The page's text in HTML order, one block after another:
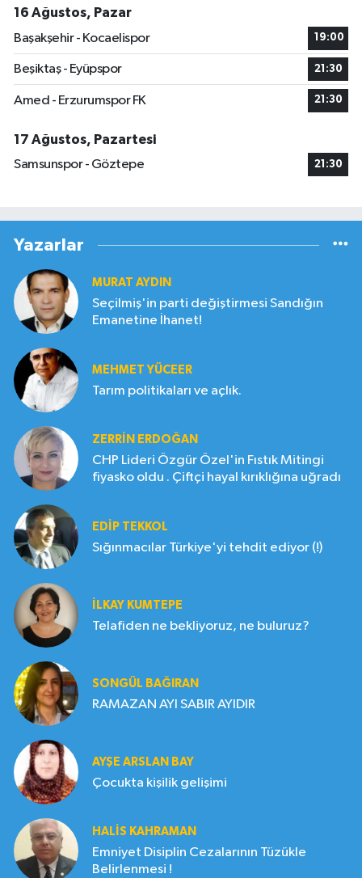
16 Ağustos, Pazar
Başakşehir - Kocaelispor
19:00
Beşiktaş - Eyüpspor 21:30
Amed - Erzurumspor FK 21:30
17 Ağustos, Pazartesi
Samsunspor - Göztepe
21:30
Yazarlar
MURAT AYDIN
Seçilmiş'in parti değiştirmesi Sandığın
Emanetine İhanet!
MEHMET YÜCEER
Tarım politikaları ve açlık.
ZERRIN ERDOĞAN
CHP Lideri Özgür Özel'in Fıstık Mitingi
fiyasko oldu . Çiftçi hayal kırıklığına uğradı
EDIP TEKKOL
Sığınmacılar Türkiye'yi tehdit ediyor (!)
İLKAY KUMTEPE
Telafiden ne bekliyoruz, ne buluruz?
SONGÜL BAĞIRAN
RAMAZAN AYI SABIR AYIDIR
AYŞE ARSLAN BAY
Çocukta kişilik gelişimi
HALIS KAHRAMAN
Emniyet Disiplin Cezalarının Tüzükle
Belirlenmesi !